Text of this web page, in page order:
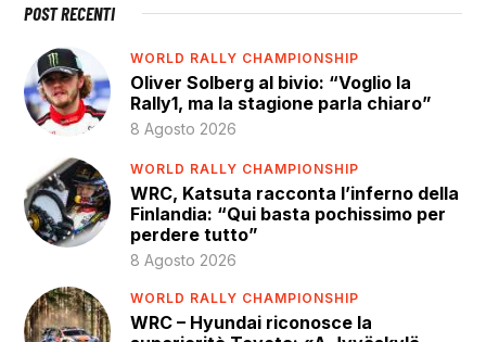
POST RECENTI
WORLD RALLY CHAMPIONSHIP
Oliver Solberg al bivio: “Voglio la
Rally1, ma la stagione parla chiaro”
8 Agosto 2026
WORLD RALLY CHAMPIONSHIP
WRC, Katsuta racconta l’inferno della
Finlandia: “Qui basta pochissimo per
perdere tutto”
8 Agosto 2026
WORLD RALLY CHAMPIONSHIP
WRC – Hyundai riconosce la